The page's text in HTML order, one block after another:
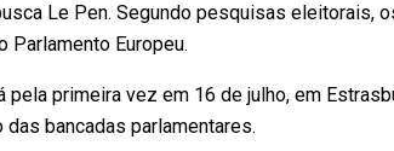
Le Pen. Segundo pesquisas eleitorais,
Parlamento Europeu.
pela primeira vez em 16 de julho, em
bancadas parlamentares.